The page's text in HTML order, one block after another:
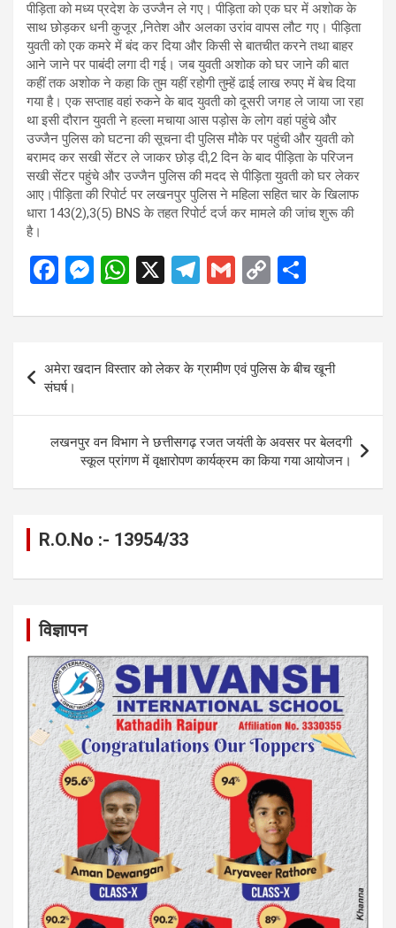
पीड़िता को मध्य प्रदेश के उज्जैन ले गए। पीड़िता को एक घर में अशोक के
साथ छोड़कर धनी कुजूर ,नितेश और अलका उरांव वापस लौट गए। पीड़िता
युवती को एक कमरे में बंद कर दिया और किसी से बातचीत करने तथा बाहर
आने जाने पर पाबंदी लगा दी गई। जब युवती अशोक को घर जाने की बात
कहीं तक अशोक ने कहा कि तुम यहीं रहोगी तुम्हें ढाई लाख रुपए में बेच दिया
गया है। एक सप्ताह वहां रुकने के बाद युवती को दूसरी जगह ले जाया जा रहा
था इसी दौरान युवती ने हल्ला मचाया आस पड़ोस के लोग वहां पहुंचे और
उज्जैन पुलिस को घटना की सूचना दी पुलिस मौके पर पहुंची और युवती को
बरामद कर सखी सेंटर ले जाकर छोड़ दी,2 दिन के बाद पीड़िता के परिजन
सखी सेंटर पहुंचे और उज्जैन पुलिस की मदद से पीड़िता युवती को घर लेकर
आए।पीड़िता की रिपोर्ट पर लखनपुर पुलिस ने महिला सहित चार के खिलाफ
धारा 143(2),3(5) BNS के तहत रिपोर्ट दर्ज कर मामले की जांच शुरू की
है।
F
ce
b
o
o
k
M
se
n
g
er
W
at
A
p
p
X
T
e
gr
a
m
G
ail
C
py
Li
n
k
ar
Post
navigation
अमेरा खदान विस्तार को लेकर के ग्रामीण एवं पुलिस के बीच खूनी
संघर्ष।
लखनपुर वन विभाग ने छत्तीसगढ़ रजत जयंती के अवसर पर बेलदगी
स्कूल प्रांगण में वृक्षारोपण कार्यक्रम का किया गया आयोजन।
R.O.No :- 13954/33
विज्ञापन